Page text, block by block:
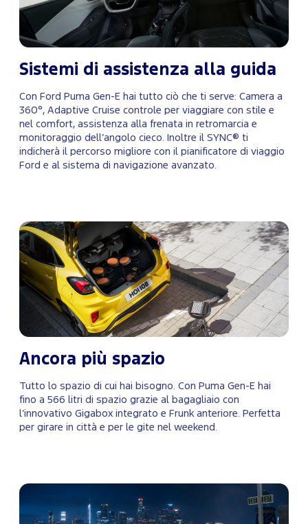
Sistemi di assistenza alla guida
Con Ford Puma Gen-E hai tutto ciò che ti serve: Camera a
360°, Adaptive Cruise controle per viaggiare con stile e
nel comfort, assistenza alla frenata in retromarcia e
monitoraggio dell’angolo cieco. Inoltre il SYNC® ti
indicherà il percorso migliore con il pianificatore di viaggio
Ford e al sistema di navigazione avanzato.
Ancora più spazio
Tutto lo spazio di cui hai bisogno. Con Puma Gen-E hai
fino a 566 litri di spazio grazie al bagagliaio con
l’innovativo Gigabox integrato e Frunk anteriore. Perfetta
per girare in città e per le gite nel weekend.